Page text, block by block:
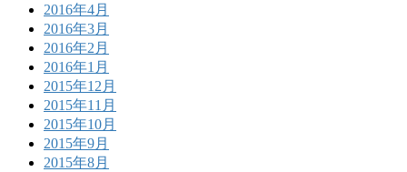
2016年4月
2016年3月
2016年2月
2016年1月
2015年12月
2015年11月
2015年10月
2015年9月
2015年8月